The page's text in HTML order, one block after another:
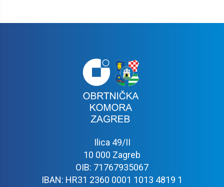
Ilica 49/II
10 000 Zagreb
OIB: 71767935067
IBAN: HR31 2360 0001 1013 4819 1